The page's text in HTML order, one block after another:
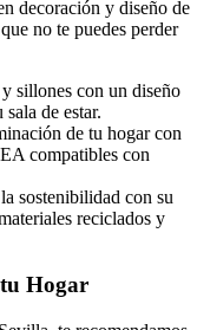
decoración y diseño de
no te puedes perder
sillones con un diseño
de estar.
de tu hogar con
compatibles con
sostenibilidad con su
reciclados y
Hogar